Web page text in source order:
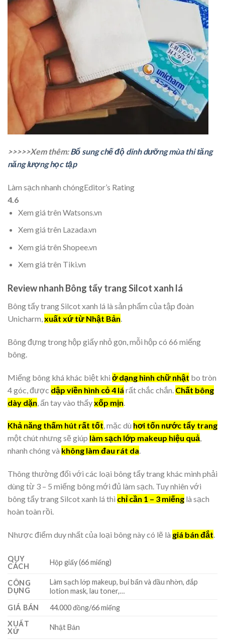
>>>>>Xem thêm:Bổ sung chế độ dinh dưỡng mùa thi tăng
năng lượng học tập
Làm sạch nhanh chóngEditor’s Rating
4.6
Xem giá trên Watsons.vn
Xem giá trên Lazada.vn
Xem giá trên Shopee.vn
Xem giá trên Tiki.vn
Review nhanh Bông tẩy trang Silcot xanh lá
Bông tẩy trang Silcot xanh lá là sản phẩm của tập đoàn
Unicharm,xuất xứ từ Nhật Bản.
Bông đựng trong hộp giấy nhỏ gọn, mỗi hộp có 66 miếng
bông.
Miếng bông khá khác biệt khi ở dạng hình chữ nhật bo tròn
4 góc, được dập viền hình cỏ 4 lá rất chắc chắn. Chất bông
dày dặn , ấn tay vào thấyxốp mịn
Khả năng thấm hút rất tốt, mặc dù hơi tốn nước tẩy trang
một chút nhưng sẽ giúp làm sạch lớp makeup hiệu quả,
nhanh chóng và không làm đau rát da.
Thông thường đối với các loại bông tẩy trang khác mình phải
dùng từ 3 – 5 miếng bông mới đủ làm sạch. Tuy nhiên với
bông tẩy trang Silcot xanh lá thì chỉ cần 1 – 3 miếng là sạch
hoàn toàn rồi.
Nhược điểm duy nhất của loại bông này có lẽ là giá bán đắt.
QUY
CÁCH
Hộp giấy (66 miếng)
CÔNG
DỤNG
Làm sạch lớp makeup, bụi bẩn và dầu nhờn, đắp
lotion mask, lau toner,…
GIÁ BÁN
44.000 đồng/66 miếng
XUẤT
XỨ
Nhật Bản